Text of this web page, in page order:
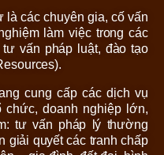
các chuyên gia, cố vấn
làm việc trong các
vấn pháp luật, đào tạo
cung cấp các dịch vụ
chức, doanh nghiệp lớn,
tư vấn pháp lý thường
giải quyết các tranh chấp